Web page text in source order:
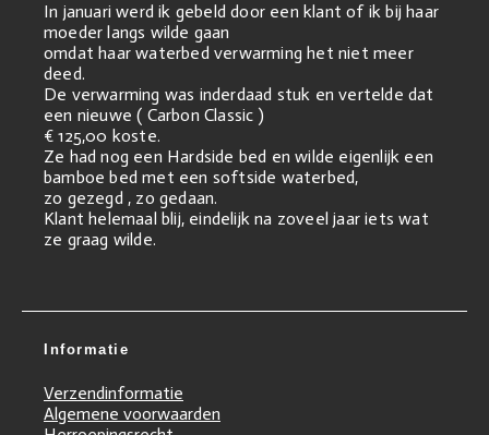
In januari werd ik gebeld door een klant of ik bij haar
moeder langs wilde gaan
omdat haar waterbed verwarming het niet meer
deed.
De verwarming was inderdaad stuk en vertelde dat
een nieuwe ( Carbon Classic )
€ 125,00 koste.
Ze had nog een Hardside bed en wilde eigenlijk een
bamboe bed met een softside waterbed,
zo gezegd , zo gedaan.
Klant helemaal blij, eindelijk na zoveel jaar iets wat
ze graag wilde.
Informatie
Verzendinformatie
Algemene voorwaarden